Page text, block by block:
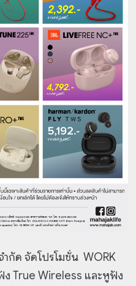
กัด จัดโปรโมชั่น WORK
ง True Wireless และหูฟัง